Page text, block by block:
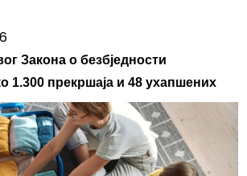
Закона о безбједности
1.300 прекршаја и 48 ухапшених